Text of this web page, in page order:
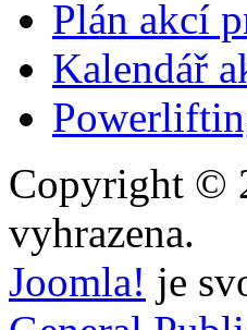
Plán akcí
Kalendář
Copyright ©
vyhrazena.
Joomla! je